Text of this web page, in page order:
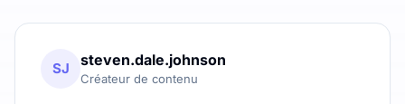
SJ steven.dale.johnson
Créateur de contenu